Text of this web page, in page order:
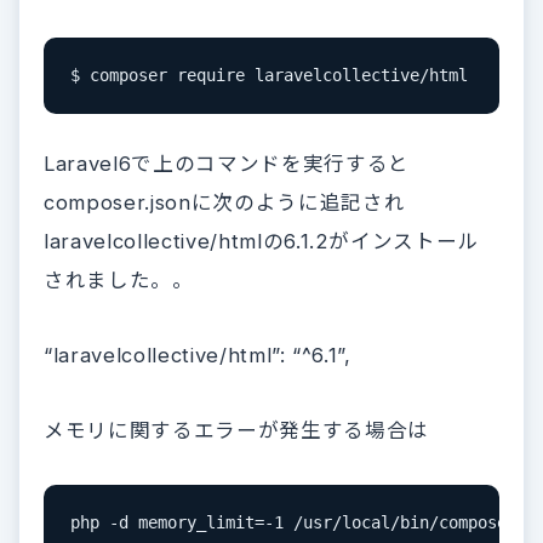
$ composer require laravelcollective/html
Laravel6で上のコマンドを実行すると
composer.jsonに次のように追記され
laravelcollective/htmlの6.1.2がインストール
されました。。
“laravelcollective/html”: “^6.1”,
メモリに関するエラーが発生する場合は
php -d memory_limit=-1 /usr/local/bin/